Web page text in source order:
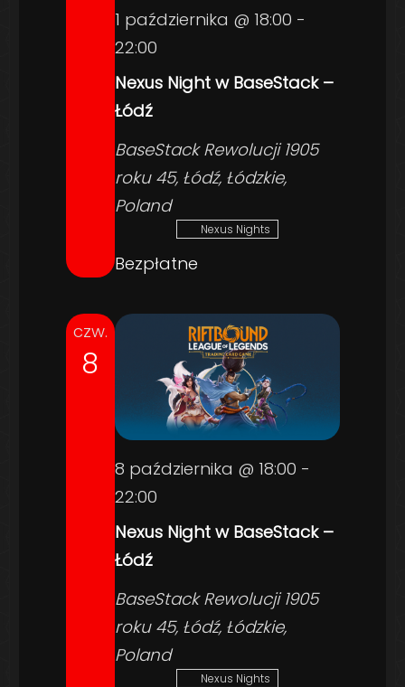
Nexus Night w BaseStack –
Łódź
1 października @ 18:00 -
22:00
BaseStackRewolucji 1905
roku 45, Łódź, Łódzkie,
Poland
Nexus Nights
Bezpłatne
czw.
8
Nexus Night w BaseStack –
Łódź
8 października @ 18:00 -
22:00
BaseStackRewolucji 1905
roku 45, Łódź, Łódzkie,
Poland
Nexus Nights